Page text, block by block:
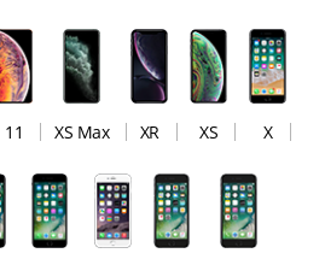
11 XS Max XR XS X